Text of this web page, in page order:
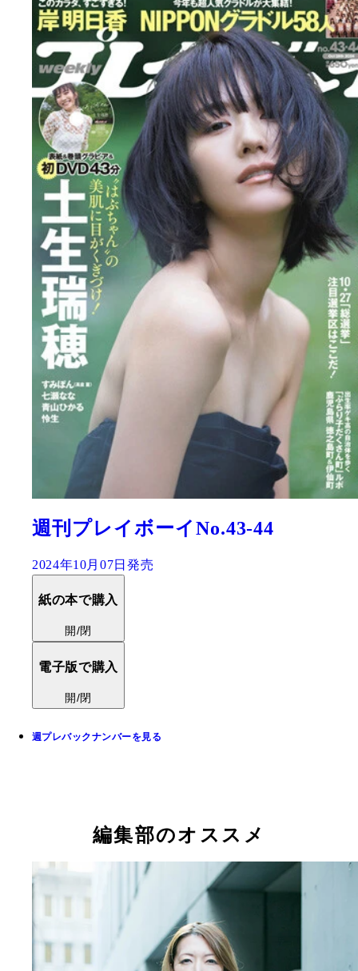
週刊プレイボーイNo.43-44
2024年10月07日発売
紙の本で購入
開/閉
電子版で購入
開/閉
週プレバックナンバーを見る
編集部のオススメ